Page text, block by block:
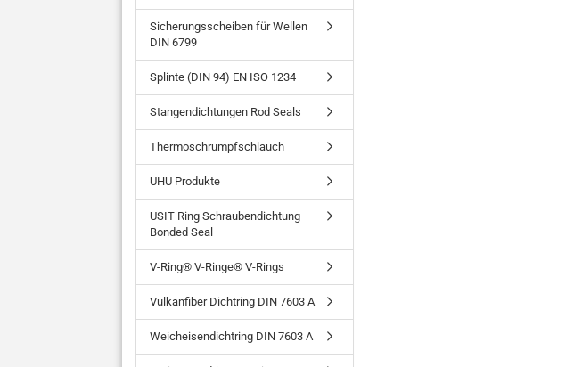
Sicherungsscheiben für Wellen
DIN 6799
Splinte (DIN 94) EN ISO 1234
Stangendichtungen Rod Seals
Thermoschrumpfschlauch
UHU Produkte
USIT Ring Schraubendichtung
Bonded Seal
V-Ring® V-Ringe® V-Rings
Vulkanfiber Dichtring DIN 7603 A
Weicheisendichtring DIN 7603 A